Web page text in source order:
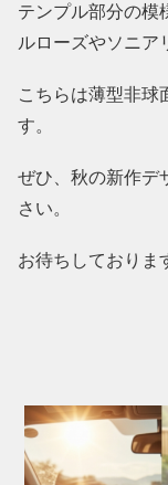
テンプル部分の模
ルローズやソニア
こちらは薄型非球
す。
ぜひ、秋の新作デ
さい。
お待ちしておりま